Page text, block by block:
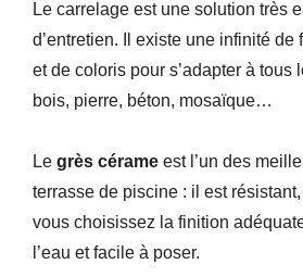
Le carrelage est une solution très
d’entretien. Il existe une infinité de
et de coloris pour s’adapter à tous
bois, pierre, béton, mosaïque…
Le grès cérame est l’un des
terrasse de piscine : il est
vous choisissez la finition
l’eau et facile à poser.